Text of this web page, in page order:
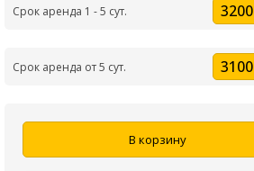
Срок аренда 1 - 5 сут. 3200
Срок аренда от 5 сут. 3100
В корзину